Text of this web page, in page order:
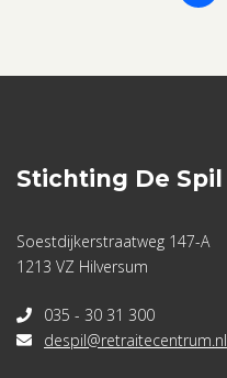
Stichting De Spil
Soestdijkerstraatweg 147-A
1213 VZ Hilversum
035 - 30 31 300
despil@retraitecentrum.nl